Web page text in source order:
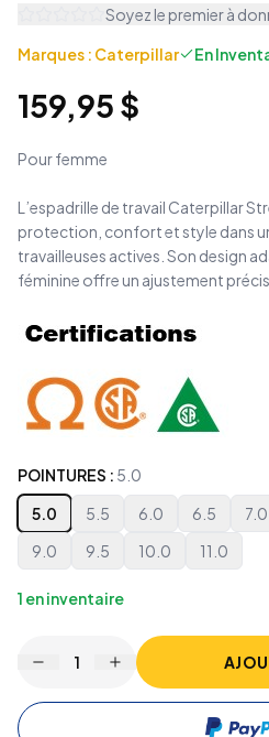
Soyez le premier à
Marques : Caterpillar En
159,95 $
Pour femme
L’espadrille de travail Caterpillar
protection, confort et style dans
travailleuses actives. Son design
féminine offre un ajustement
POINTURES : 5.0
5.0
5.5 6.0 6.5 7.0
9.0
9.5 10.0 11.0
1 en inventaire
1